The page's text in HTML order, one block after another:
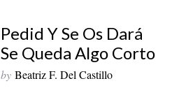
Pedid Y Se Os Dará
Se Queda Algo Corto
by Beatriz F. Del Castillo